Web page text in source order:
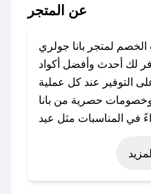
عن المتجر
لمتجر بانا جولري
لك أحدث وأفضل أكواد
التوفير عند كل عملية
حصرية من بانا
في المناسبات مثل عيد
البيضاء (شهر نوفمبر)،
التأسيس، أو حتى عروض